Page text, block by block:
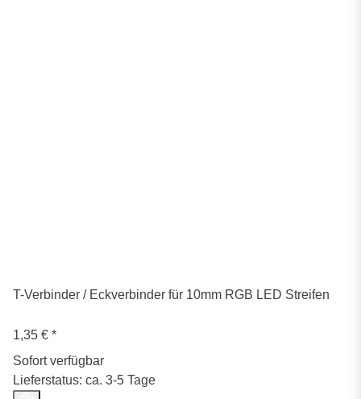
T-Verbinder / Eckverbinder für 10mm RGB LED Streifen
1,35 € *
Sofort verfügbar
Lieferstatus: ca. 3-5 Tage